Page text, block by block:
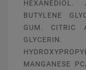
HEXANEDIOL.
BUTYLENE
GUM. CITRIC
GLYCERIN.
MANGANESE